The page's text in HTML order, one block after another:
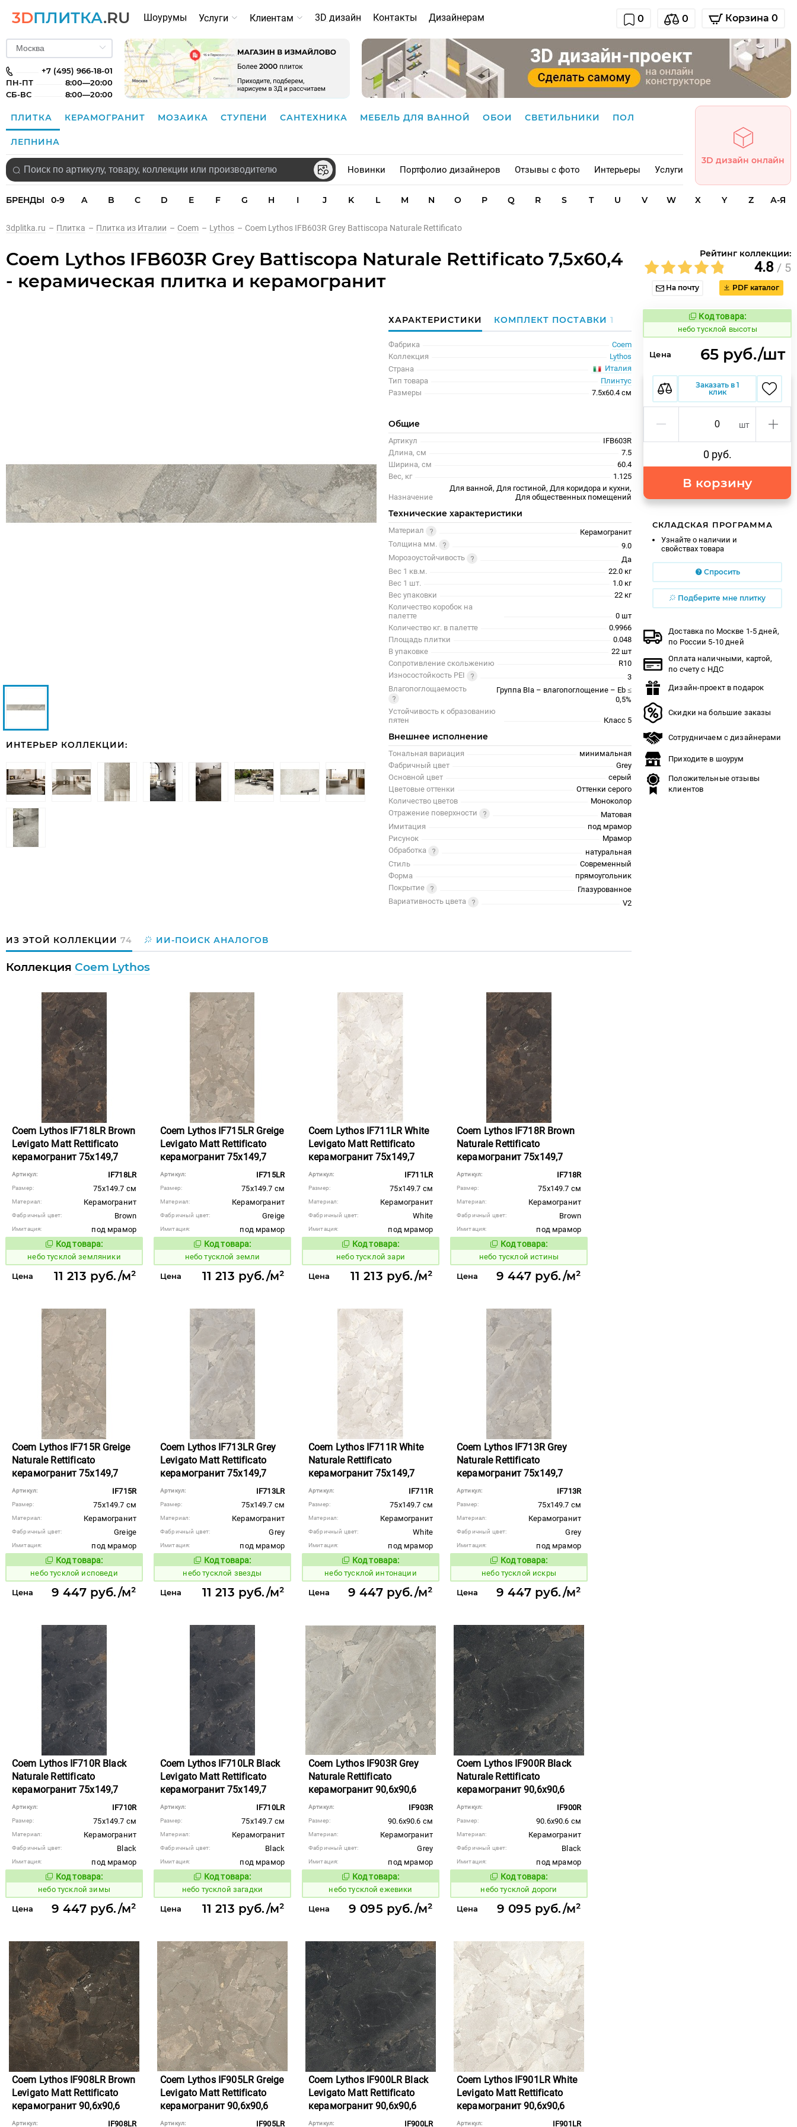
3DПЛИТКА.RU Шоурумы Услуги Клиентам 3D дизайн Контакты Дизайнерам 0 0 Корзина 0
+7 (495) 966-18-01
ПН-ПТ
8:00—20:00
СБ-ВС
8:00—20:00
ПЛИТКА КЕРАМОГРАНИТ МОЗАИКА СТУПЕНИ САНТЕХНИКА МЕБЕЛЬ ДЛЯ ВАННОЙ ОБОИ СВЕТИЛЬНИКИ ПОЛ
ЛЕПНИНА
Новинки Портфолио дизайнеров Отзывы с фото Интерьеры Услуги
3D дизайн онлайн
БРЕНДЫ 0-9 A B C D E F G H I J K L M N O P Q R S T U V W X Y Z А-Я
3dplitka.ru – Плитка – Плитка из Италии – Coem – Lythos – Coem Lythos IFB603R Grey Battiscopa Naturale Rettificato
Coem Lythos IFB603R Grey Battiscopa Naturale Rettificato 7,5x60,4
- керамическая плитка и керамогранит
Рейтинг коллекции:
4.8 / 5
На почту PDF каталог
ИНТЕРЬЕР КОЛЛЕКЦИИ:
ХАРАКТЕРИСТИКИ КОМПЛЕКТ ПОСТАВКИ1
Фабрика
Coem
Коллекция
Lythos
Страна
Италия
Тип товара
Плинтус
Размеры
7.5x60.4 см
Общие
Артикул
IFB603R
Длина, см
7.5
Ширина, см
60.4
Вес, кг
1.125
Назначение
Для ванной, Для гостиной, Для коридора и кухни,
Для общественных помещений
Технические характеристики
Материал
Керамогранит
Толщина мм.
9.0
Морозоустойчивость
Да
Вес 1 кв.м.
22.0 кг
Вес 1 шт.
1.0 кг
Вес упаковки
22 кг
Количество коробок на
палетте
0 шт
Количество кг. в палетте
0.9966
Площадь плитки
0.048
В упаковке
22 шт
Сопротивление скольжению
R10
Износостойкость PEI
3
Влагопоглощаемость
Группа BIa – влагопоглощение – Eb ≤
0,5%
Устойчивость к образованию
пятен
Класс 5
Внешнее исполнение
Тональная вариация
минимальная
Фабричный цвет
Grey
Основной цвет
серый
Цветовые оттенки
Оттенки серого
Количество цветов
Моноколор
Отражение поверхности
Матовая
Имитация
под мрамор
Рисунок
Мрамор
Обработка
натуральная
Стиль
Современный
Форма
прямоугольник
Покрытие
Глазурованное
Вариативность цвета
V2
ИЗ ЭТОЙ КОЛЛЕКЦИИ 74 ИИ-ПОИСК АНАЛОГОВ
Коллекция Coem Lythos
Coem Lythos IF718LR Brown
Levigato Matt Rettificato
керамогранит 75x149,7
Артикул: IF718LR
Размер: 75x149.7 см
Материал: Керамогранит
Фабричный цвет: Brown
Имитация:
под мрамор
Код товара:
1122656 Код товара:
небо тусклой земляники
Цена 11 213 руб./м²
Coem Lythos IF715LR Greige
Levigato Matt Rettificato
керамогранит 75x149,7
Артикул: IF715LR
Размер: 75x149.7 см
Материал: Керамогранит
Фабричный цвет: Greige
Имитация:
под мрамор
Код товара:
1122655 Код товара:
небо тусклой земли
Цена 11 213 руб./м²
Coem Lythos IF711LR White
Levigato Matt Rettificato
керамогранит 75x149,7
Артикул: IF711LR
Размер: 75x149.7 см
Материал: Керамогранит
Фабричный цвет: White
Имитация:
под мрамор
Код товара:
1122653 Код товара:
небо тусклой зари
Цена 11 213 руб./м²
Coem Lythos IF718R Brown
Naturale Rettificato
керамогранит 75x149,7
Артикул: IF718R
Размер: 75x149.7 см
Материал: Керамогранит
Фабричный цвет: Brown
Имитация:
под мрамор
Код товара:
1122661 Код товара:
небо тусклой истины
Цена 9 447 руб./м²
Coem Lythos IF715R Greige
Naturale Rettificato
керамогранит 75x149,7
Артикул: IF715R
Размер: 75x149.7 см
Материал: Керамогранит
Фабричный цвет: Greige
Имитация:
под мрамор
Код товара:
1122660Код товара:
небо тусклой исповеди
Цена 9 447 руб./м²
Coem Lythos IF713LR Grey
Levigato Matt Rettificato
керамогранит 75x149,7
Артикул: IF713LR
Размер: 75x149.7 см
Материал: Керамогранит
Фабричный цвет: Grey
Имитация:
под мрамор
Код товара:
1122654Код товара:
небо тусклой звезды
Цена 11 213 руб./м²
Coem Lythos IF711R White
Naturale Rettificato
керамогранит 75x149,7
Артикул: IF711R
Размер: 75x149.7 см
Материал: Керамогранит
Фабричный цвет: White
Имитация:
под мрамор
Код товара:
1122658 Код товара:
небо тусклой интонации
Цена 9 447 руб./м²
Coem Lythos IF713R Grey
Naturale Rettificato
керамогранит 75x149,7
Артикул: IF713R
Размер: 75x149.7 см
Материал: Керамогранит
Фабричный цвет: Grey
Имитация:
под мрамор
Код товара:
1122659 Код товара:
небо тусклой искры
Цена 9 447 руб./м²
Coem Lythos IF710R Black
Naturale Rettificato
керамогранит 75x149,7
Артикул: IF710R
Размер: 75x149.7 см
Материал: Керамогранит
Фабричный цвет: Black
Имитация:
под мрамор
Код товара:
1122657 Код товара:
небо тусклой зимы
Цена 9 447 руб./м²
Coem Lythos IF710LR Black
Levigato Matt Rettificato
керамогранит 75x149,7
Артикул: IF710LR
Размер: 75x149.7 см
Материал: Керамогранит
Фабричный цвет: Black
Имитация:
под мрамор
Код товара:
1122652 Код товара:
небо тусклой загадки
Цена 11 213 руб./м²
Coem Lythos IF903R Grey
Naturale Rettificato
керамогранит 90,6x90,6
Артикул: IF903R
Размер: 90.6x90.6 см
Материал: Керамогранит
Фабричный цвет: Grey
Имитация:
под мрамор
Код товара:
1122649Код товара:
небо тусклой ежевики
Цена 9 095 руб./м²
Coem Lythos IF900R Black
Naturale Rettificato
керамогранит 90,6x90,6
Артикул: IF900R
Размер: 90.6x90.6 см
Материал: Керамогранит
Фабричный цвет: Black
Имитация:
под мрамор
Код товара:
1122647Код товара:
небо тусклой дороги
Цена 9 095 руб./м²
Coem Lythos IF908LR Brown
Levigato Matt Rettificato
керамогранит 90,6x90,6
Артикул: IF908LR
Coem Lythos IF905LR Greige
Levigato Matt Rettificato
керамогранит 90,6x90,6
Артикул: IF905LR
Coem Lythos IF900LR Black
Levigato Matt Rettificato
керамогранит 90,6x90,6
Артикул: IF900LR
Coem Lythos IF901LR White
Levigato Matt Rettificato
керамогранит 90,6x90,6
Артикул: IF901LR
Код товара:
1122632 Код товара:
небо тусклой высоты
Цена 65 руб./шт
Заказать в 1
клик
шт
0 руб.
В корзину
СКЛАДСКАЯ ПРОГРАММА
Узнайте о наличии и
свойствах товара
Спросить
Подберите мне плитку
Доставка по Москве 1-5 дней,
по России 5-10 дней
Оплата наличными, картой,
по счету с НДС
Дизайн-проект в подарок
Скидки на большие заказы
Сотрудничаем с дизайнерами
Приходите в шоурум
Положительные отзывы
клиентов